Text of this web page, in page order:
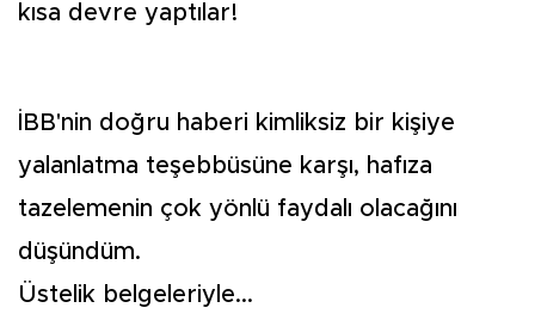
kısa devre yaptılar!
İBB'nin doğru haberi kimliksiz bir kişiye
yalanlatma teşebbüsüne karşı, hafıza
tazelemenin çok yönlü faydalı olacağını
düşündüm.
Üstelik belgeleriyle...